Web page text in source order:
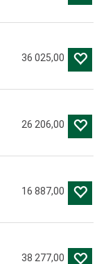
36 025,00
26 206,00
16 887,00
38 277,00